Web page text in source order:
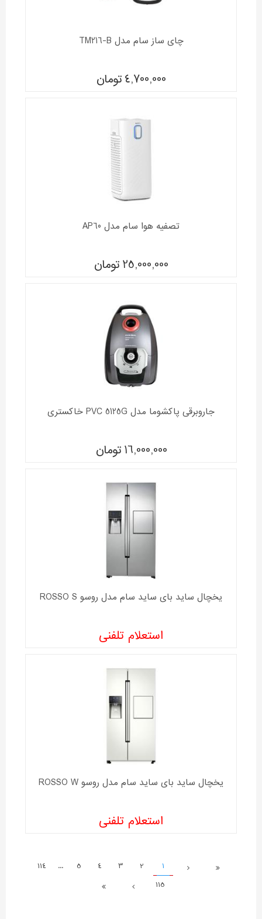
چای ساز سام مدل TM216-B
4,700,000 تومان
تصفیه هوا سام مدل AP60
25,000,000 تومان
جاروبرقی پاکشوما مدل PVC 5125G خاکستری
16,000,000 تومان
یخچال ساید بای ساید سام مدل روسو ROSSO S
استعلام تلفنی
یخچال ساید بای ساید سام مدل روسو ROSSO W
استعلام تلفنی
1
2
3
4
5
...
114
115